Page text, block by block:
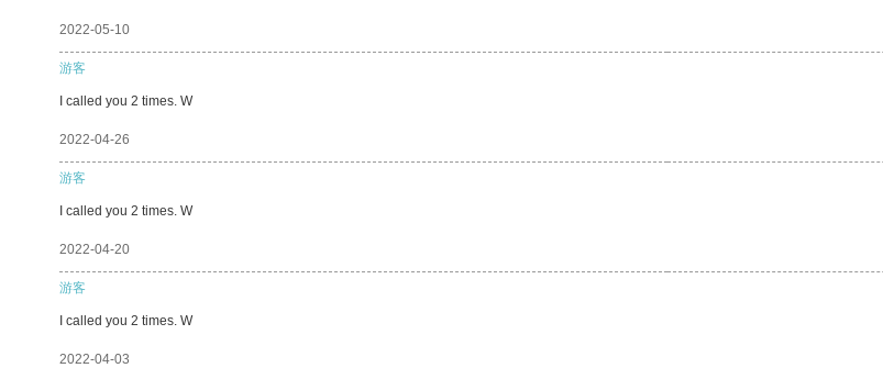
2022-05-10
游客
I called you 2 times. W
2022-04-26
游客
I called you 2 times. W
2022-04-20
游客
I called you 2 times. W
2022-04-03